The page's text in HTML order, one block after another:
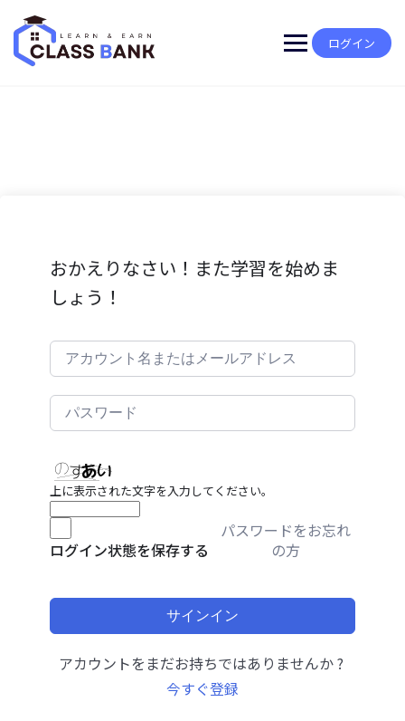
content
ログイン
おかえりなさい！また学習を始めま
しょう！
上に表示された文字を入力してください。
ログイン状態を保存する
パスワードをお忘れ
の方
サインイン
アカウントをまだお持ちではありませんか ?
今すぐ登録